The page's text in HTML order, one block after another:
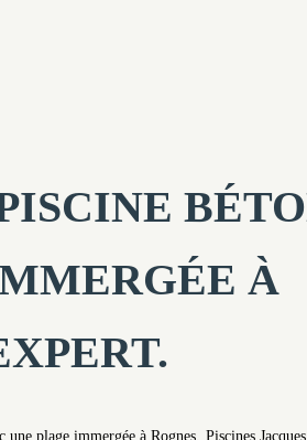
À
plage immergée à Rognes, Piscines